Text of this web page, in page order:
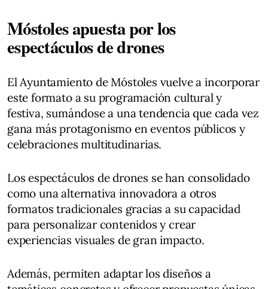
Móstoles apuesta por los
espectáculos de drones
El Ayuntamiento de Móstoles vuelve a incorporar
este formato a su programación cultural y
festiva, sumándose a una tendencia que cada vez
gana más protagonismo en eventos públicos y
celebraciones multitudinarias.
Los espectáculos de drones se han consolidado
como una alternativa innovadora a otros
formatos tradicionales gracias a su capacidad
para personalizar contenidos y crear
experiencias visuales de gran impacto.
Además, permiten adaptar los diseños a